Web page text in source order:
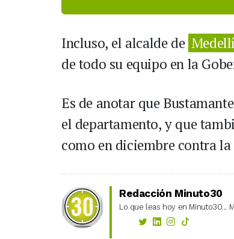
Incluso, el alcalde de
de todo su equipo en la
Es de anotar que
el departamento, y que
como en diciembre contra
Redacción Minuto30
Lo que leas hoy en Minuto30...